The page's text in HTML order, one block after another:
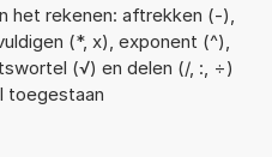
het rekenen: aftrekken (-),
(*, x), exponent (^),
(√) en delen (/, :, ÷)
toegestaan